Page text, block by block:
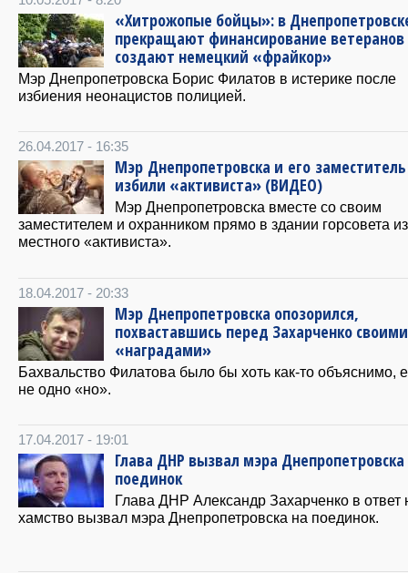
«Хитрожопые бойцы»: в
прекращают финансирование
создают немецкий «фрайкор»
Мэр Днепропетровска Борис Филатов в истерике после
избиения неонацистов полицией.
26.04.2017 - 16:35
Мэр Днепропетровска и его заместитель
избили «активиста» (ВИДЕО)
Мэр Днепропетровска вместе со своим
заместителем и охранником прямо в здании горсовета
местного «активиста».
18.04.2017 - 20:33
Мэр Днепропетровска опозорился,
похваставшись перед Захарченко своими
«наградами»
Бахвальство Филатова было бы хоть как-то объяснимо,
не одно «но».
17.04.2017 - 19:01
Глава ДНР вызвал мэра Днепропетровска
поединок
Глава ДНР Александр Захарченко в ответ
хамство вызвал мэра Днепропетровска на поединок.